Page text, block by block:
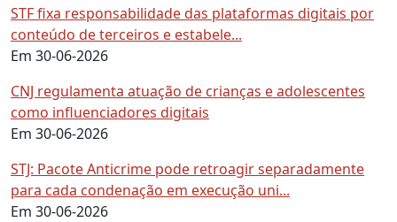
STF fixa responsabilidade das plataformas digitais por
conteúdo de terceiros e estabele...
Em 30-06-2026
CNJ regulamenta atuação de crianças e adolescentes
como influenciadores digitais
Em 30-06-2026
STJ: Pacote Anticrime pode retroagir separadamente
para cada condenação em execução uni...
Em 30-06-2026